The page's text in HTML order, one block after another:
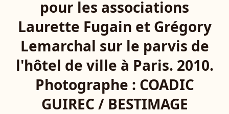
pour les associations
Laurette Fugain et Grégory
Lemarchal sur le parvis de
l'hôtel de ville à Paris. 2010.
Photographe : COADIC
GUIREC / BESTIMAGE